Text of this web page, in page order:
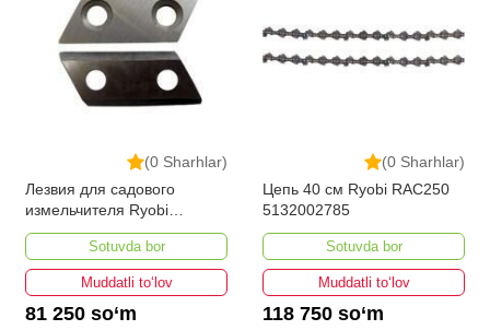
(0 Sharhlar)
Лезвия для садового
измельчителя Ryobi
RAC351 5132002646
Sotuvda bor
Muddatli to‘lov
81 250 so‘m
(0 Sharhlar)
Цепь 40 см Ryobi RAC250
5132002785
Sotuvda bor
Muddatli to‘lov
118 750 so‘m